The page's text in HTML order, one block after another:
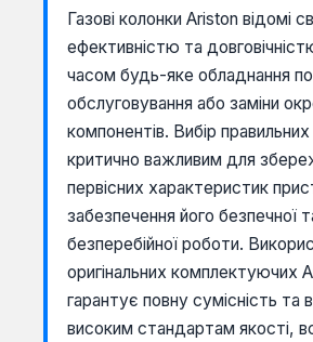
Газові колонки Ariston відомі
ефективністю та
часом будь-яке обладнання
обслуговування або заміни
компонентів. Вибір
критично важливим для
первісних характеристик
забезпечення його безпечної
безперебійної роботи.
оригінальних комплектуючих
гарантує повну сумісність та
високим стандартам якості,